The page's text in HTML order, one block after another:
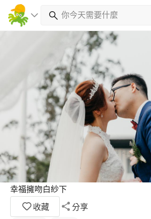
幸福擁吻白紗下
收藏
分享